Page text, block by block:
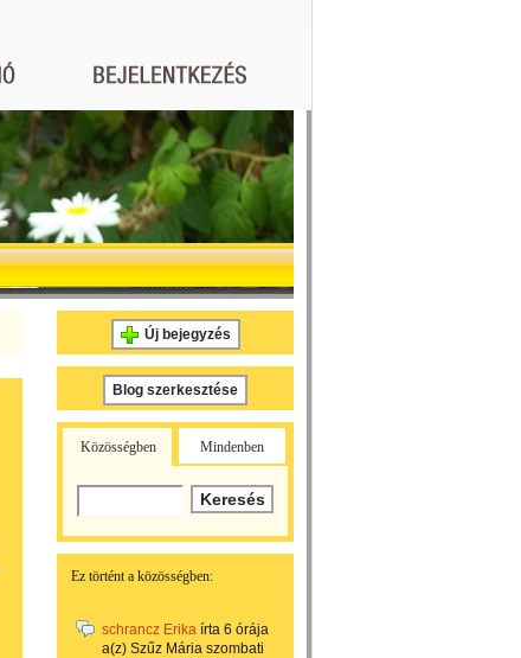
Új bejegyzés
Blog szerkesztése
Közösségben Mindenben
Ez történt a közösségben:
schrancz Erika írta 6 órája
a(z) Szűz Mária szombati